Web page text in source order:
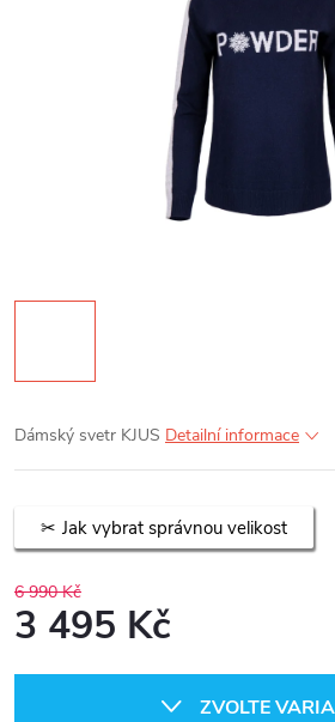
Dámský svetr KJUS Detailní informace
Jak vybrat správnou velikost
6 990 Kč
3 495 Kč
ZVOLTE